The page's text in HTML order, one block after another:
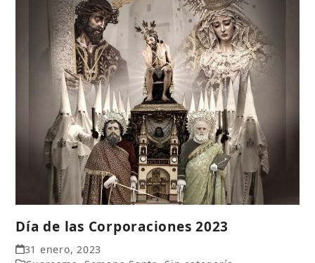
Día de las Corporaciones 2023
31 enero, 2023